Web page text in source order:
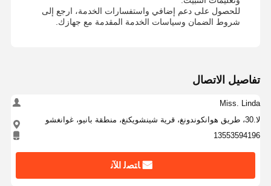
للحصول على دعم إضافي واستفسارات الخدمة، ارجع إلى
شروط الضمان وسياسات الخدمة المقدمة مع جهازك.
تفاصيل الاتصال
Miss. Linda
لا.30، طريق هوانكوندونغ، قرية شينشويكنغ، منطقة بانيو، غوانغشو
13553594196
ﺎﺘﺼﻟ ﺍﻶﻧ